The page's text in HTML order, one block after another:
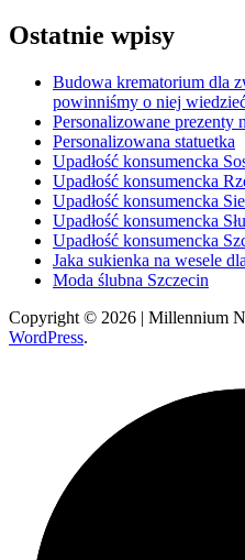
Ostatnie wpisy
Budowa krematorium dla
powinniśmy o niej
Personalizowane prezenty
Personalizowana statuetka
Upadłość konsumencka
Upadłość konsumencka
Upadłość konsumencka
Upadłość konsumencka
Upadłość konsumencka
Jaka sukienka na wesele
Moda ślubna Szczecin
Copyright © 2026 | Millennium
WordPress.